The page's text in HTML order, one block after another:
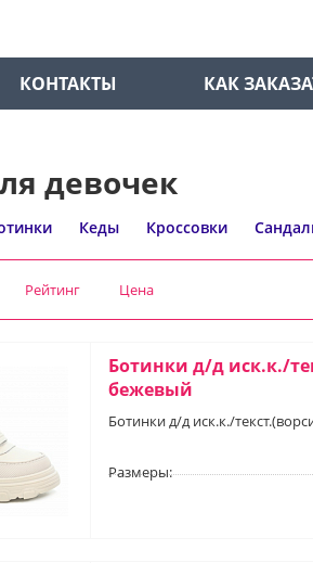
КОНТАКТЫ КАК
девочек
Кеды Кроссовки
Рейтинг Цена
Ботинки д/д иск.к./
бежевый
Ботинки д/д иск.к./
Размеры: